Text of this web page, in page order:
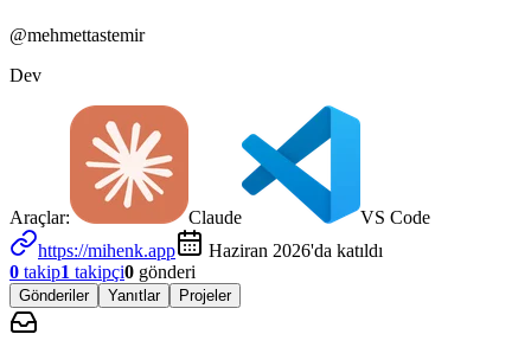
@mehmettastemir
Dev
Araçlar: Claude
VS Code
https://mihenk.app
Haziran 2026'da katıldı
0 takip1 takipçi0 gönderi
Gönderiler Yanıtlar Projeler